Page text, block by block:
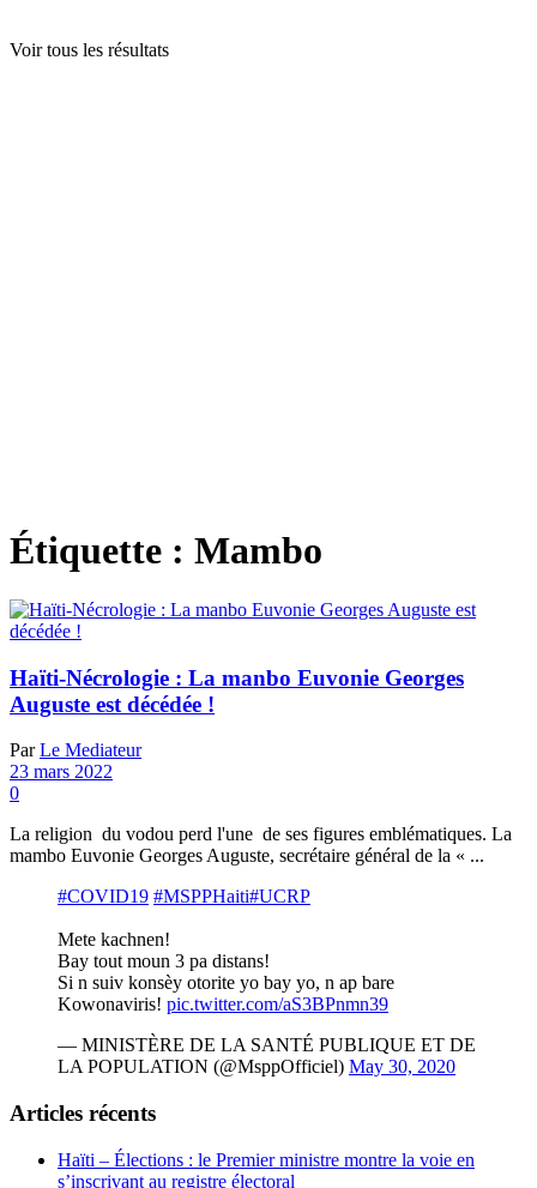
Voir tous les résultats
Étiquette : Mambo
Haïti-Nécrologie : La manbo Euvonie Georges
Auguste est décédée !
Par Le Mediateur
23 mars 2022
0
La religion du vodou perd l'une de ses figures emblématiques. La
mambo Euvonie Georges Auguste, secrétaire général de la « ...
#COVID19 #MSPPHaiti#UCRP
Mete kachnen!
Bay tout moun 3 pa distans!
Si n suiv konsèy otorite yo bay yo, n ap bare
Kowonaviris! pic.twitter.com/aS3BPnmn39
— MINISTÈRE DE LA SANTÉ PUBLIQUE ET DE
LA POPULATION (@MsppOfficiel) May 30, 2020
Articles récents
Haïti – Élections : le Premier ministre montre la voie en
s’inscrivant au registre électoral